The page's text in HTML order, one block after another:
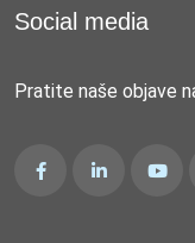
Social media
Pratite naše objave